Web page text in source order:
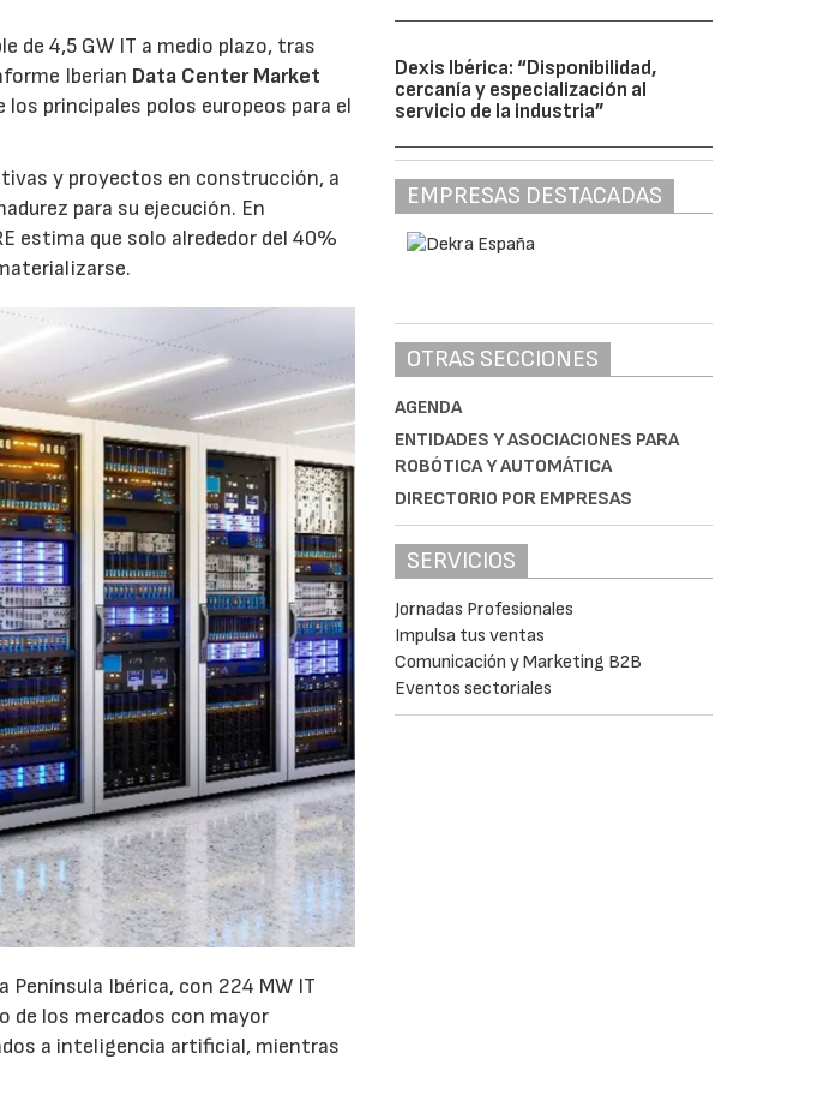
de 4,5 GW IT a medio plazo, tras
Iberian Data Center Market
principales polos europeos para el
y proyectos en construcción, a
para su ejecución. En
estima que solo alrededor del 40%
Ibérica, con 224 MW IT
de los mercados con mayor
a inteligencia artificial, mientras
Dexis Ibérica: “Disponibilidad,
cercanía y especialización al
servicio de la industria”
EMPRESAS DESTACADAS
OTRAS SECCIONES
AGENDA
ENTIDADES Y ASOCIACIONES PARA
ROBÓTICA Y AUTOMÁTICA
DIRECTORIO POR EMPRESAS
SERVICIOS
Jornadas Profesionales
Impulsa tus ventas
Comunicación y Marketing B2B
Eventos sectoriales